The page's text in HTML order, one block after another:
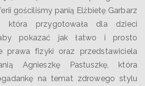
gościliśmy panią Elżbietę Garbarz
która przygotowała dla dzieci
pokazać jak łatwo i prosto
prawa fizyki oraz przedstawiciela
Agnieszkę Pastuszkę, która
na temat zdrowego stylu